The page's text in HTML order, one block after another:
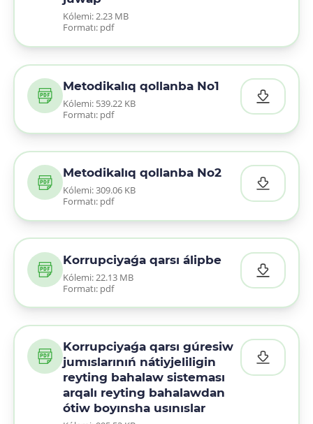
Kólemi: 2.23 MB
Formatı: pdf
Metodikalıq qollanba No1
Kólemi: 539.22 KB
Formatı: pdf
Metodikalıq qollanba No2
Kólemi: 309.06 KB
Formatı: pdf
Korrupciyaǵa qarsı álipbe
Kólemi: 22.13 MB
Formatı: pdf
Korrupciyaǵa qarsı gúresiw
jumıslarınıń nátiyjeliligin
reyting bahalaw sisteması
arqalı reyting bahalawdan
ótiw boyınsha usınıslar